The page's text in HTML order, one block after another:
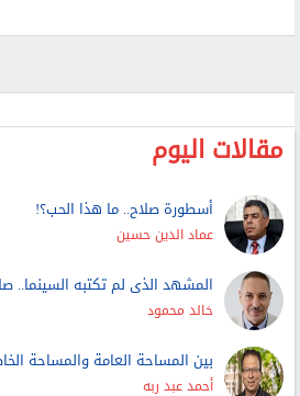
مقالات اليوم
أسطورة صلاح.. ما هذا الحب؟!
عماد الدين حسين
المشهد الذى لم تكتبه السينما..
خالد محمود
بين المساحة العامة والمساحة
أحمد عبد ربه